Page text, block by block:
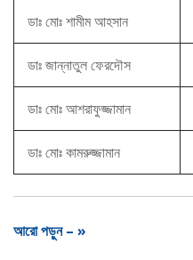
ডাঃ মোঃ শামীম আহসান
ডাঃ জান্নাতুল ফেরদৌস
ডাঃ মোঃ আশরাফুজ্জামান
ডাঃ মোঃ কামরুজ্জামান
আরো পড়ুন – »